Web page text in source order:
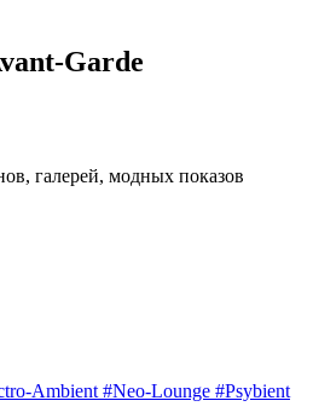
Garde
галерей, модных показов
Ambient #Neo-Lounge #Psybient